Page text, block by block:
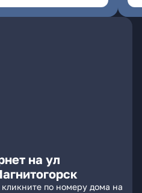
на ул
по номеру дома на